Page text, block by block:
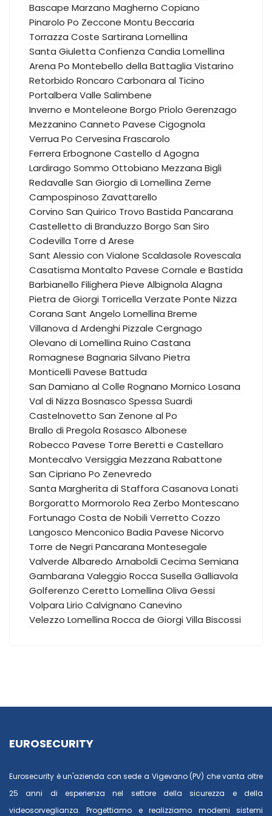
Bascape Marzano Magherno Copiano
Pinarolo Po Zeccone Montu Beccaria
Torrazza Coste Sartirana Lomellina
Santa Giuletta Confienza Candia Lomellina
Arena Po Montebello della Battaglia Vistarino
Retorbido Roncaro Carbonara al Ticino
Portalbera Valle Salimbene
Inverno e Monteleone Borgo Priolo Gerenzago
Mezzanino Canneto Pavese Cigognola
Verrua Po Cervesina Frascarolo
Ferrera Erbognone Castello d Agogna
Lardirago Sommo Ottobiano Mezzana Bigli
Redavalle San Giorgio di Lomellina Zeme
Campospinoso Zavattarello
Corvino San Quirico Trovo Bastida Pancarana
Castelletto di Branduzzo Borgo San Siro
Codevilla Torre d Arese
Sant Alessio con Vialone Scaldasole Rovescala
Casatisma Montalto Pavese Cornale e Bastida
Barbianello Filighera Pieve Albignola Alagna
Pietra de Giorgi Torricella Verzate Ponte Nizza
Corana Sant Angelo Lomellina Breme
Villanova d ArdenghiPizzale Cergnago
Olevano di Lomellina Ruino Castana
Romagnese Bagnaria Silvano Pietra
Monticelli Pavese Battuda
San Damiano al Colle Rognano Mornico Losana
Val di Nizza Bosnasco Spessa Suardi
Castelnovetto San Zenone al Po
Brallo di Pregola Rosasco Albonese
Robecco Pavese Torre Beretti e Castellaro
Montecalvo Versiggia Mezzana Rabattone
San Cipriano Po Zenevredo
Santa Margherita di Staffora Casanova Lonati
Borgoratto Mormorolo Rea Zerbo Montescano
Fortunago Costa de NobiliVerretto Cozzo
Langosco Menconico Badia Pavese Nicorvo
Torre de NegriPancarana Montesegale
Valverde Albaredo ArnaboldiCecima Semiana
Gambarana Valeggio Rocca Susella Galliavola
Golferenzo Ceretto Lomellina Oliva Gessi
Volpara Lirio Calvignano Canevino
Velezzo Lomellina Rocca de GiorgiVilla Biscossi
EUROSECURITY
Eurosecurity è un'azienda con sede a Vigevano (PV) che vanta oltre
25 anni di esperienza nel settore della sicurezza e della
videosorveglianza. Progettiamo e realizziamo moderni sistemi